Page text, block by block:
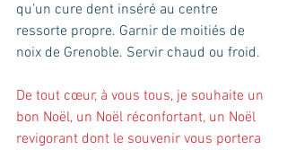
qu’un cure dent inséré au centre
ressorte propre. Garnir de moitiés de
noix de Grenoble. Servir chaud ou froid.
De tout cœur, à vous tous, je souhaite un
bon Noël, un Noël réconfortant, un Noël
revigorant dont le souvenir vous portera